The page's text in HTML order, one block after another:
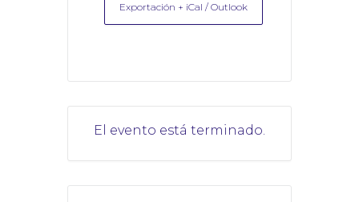
Exportación + iCal / Outlook
El evento está terminado.